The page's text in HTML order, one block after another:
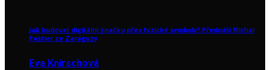
Jak budovat digitální značku přes fyzické symboly? Přednáší Michal
Pastier ze Zaraguzy
Eva Knirschová